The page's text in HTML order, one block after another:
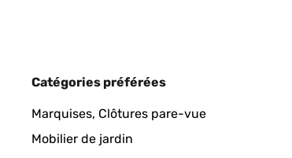
Catégories préférées
Marquises, Clôtures pare-vue
Mobilier de jardin